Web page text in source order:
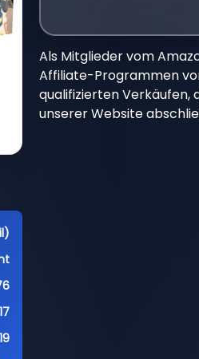
Als Mitglieder vom
Affiliate-Programmen
qualifizierten Verkäufen,
unserer Website